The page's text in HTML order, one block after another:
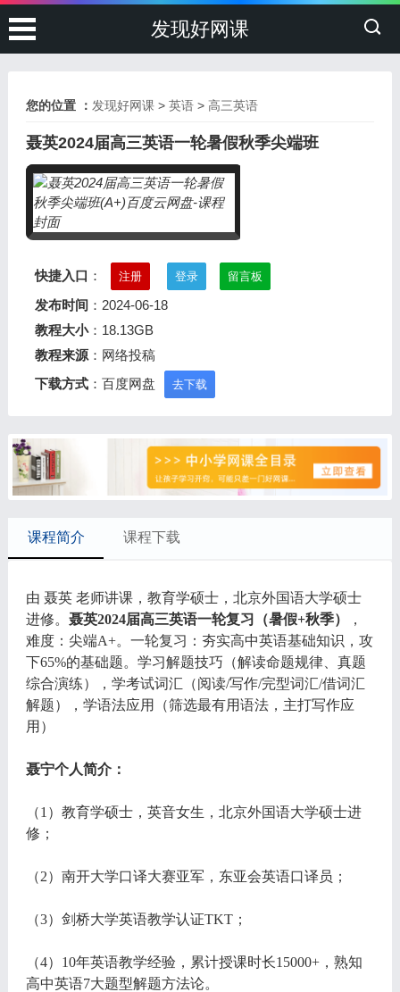
发现好网课
您的位置 ： 发现好网课> 英语> 高三英语
聂英2024届高三英语一轮暑假秋季尖端班
快捷入口 ： 注册 登录 留言板
发布时间 ：2024-06-18
教程大小：18.13GB
教程来源：网络投稿
下载方式：百度网盘 去下载
课程简介 课程下载
由 聂英 老师讲课，教育学硕士，北京外国语大学硕士
进修。 聂英2024届高三英语一轮复习（暑假+秋季）
，
难度：尖端A+。一轮复习：夯实高中英语基础知识，攻
下65%的基础题。学习解题技巧（解读命题规律、真题
综合演练），学考试词汇（阅读/写作/完型词汇/借词汇
解题），学语法应用（筛选最有用语法，主打写作应
用）
聂宁个人简介：
（1）教育学硕士，英音女生，北京外国语大学硕士进
修；
（2）南开大学口译大赛亚军，东亚会英语口译员；
（3）剑桥大学英语教学认证TKT；
（4）10年英语教学经验，累计授课时长15000+，熟知
高中英语7大题型解题方法论。